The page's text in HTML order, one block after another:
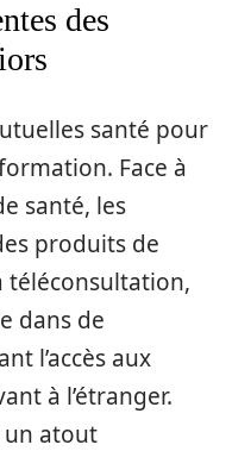
des
santé pour
Face à
santé, les
produits de
téléconsultation,
dans de
l’accès aux
à l’étranger.
un atout